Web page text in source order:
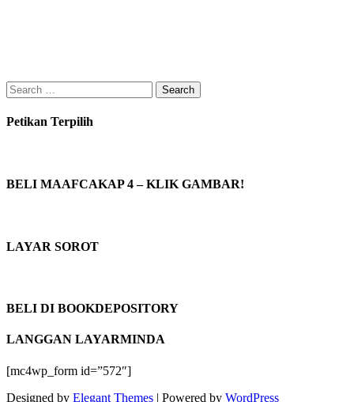
Search
for:
Petikan Terpilih
BELI MAAFCAKAP 4 – KLIK GAMBAR!
LAYAR SOROT
BELI DI BOOKDEPOSITORY
LANGGAN LAYARMINDA
[mc4wp_form id=”572″]
Designed by Elegant Themes | Powered by WordPress